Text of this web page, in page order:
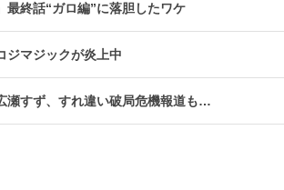
最終話“ガロ編”に落胆したワケ
ジマジックが炎上中
瀬すず、すれ違い破局危機報道も…